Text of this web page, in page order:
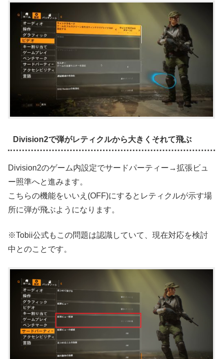
Division2で弾がレティクルから大きくそれて飛ぶ
Division2のゲーム内設定でサードパーティー→拡張ビュ
ー照準へと進みます。
こちらの機能をいいえ(OFF)にするとレティクルが示す場
所に弾が飛ぶようになります。
※Tobii公式もこの問題は認識していて、現在対応を検討
中とのことです。